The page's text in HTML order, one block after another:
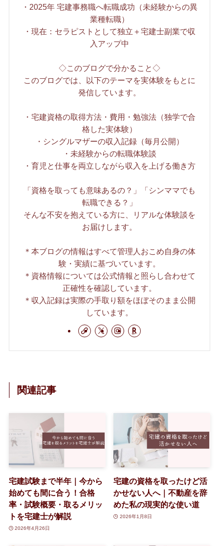
・2025年 宅建事務職へ転職成功（未経験からの異
業種転職）
・現在：セラピストとして独立＋宅建士副業で収
入アップ中
◇このブログで分かること◇
このブログでは、以下のテーマを実体験をもとに
発信しています。
・宅建資格の取得方法・費用・勉強法（独学で合
格した実体験）
・シングルマザーの収入記録（毎月公開）
・未経験からの転職体験談
・育児と仕事を両立しながら収入を上げる働き方
「資格を取っても意味あるの？」「シンママでも
転職できる？」
そんな不安を抱えている方に、リアルな体験談を
お届けします。
＊本ブログの情報はすべて管理人おこめ自身の体
験・実績に基づいています。
＊資格情報については公式情報と照らし合わせて
正確性を確認しています。
＊収入記録は実際の手取り額をほぼそのまま公開
しています。
関連記事
宅建試験まで半年｜今から
始めても間に合う！合格
率・試験概要・取るメリッ
トを宅建士が解説
2026年4月26日
宅建の資格を取ったけど活
かせない人へ｜不動産を辞
めた私の現実的な使い道
2026年1月8日